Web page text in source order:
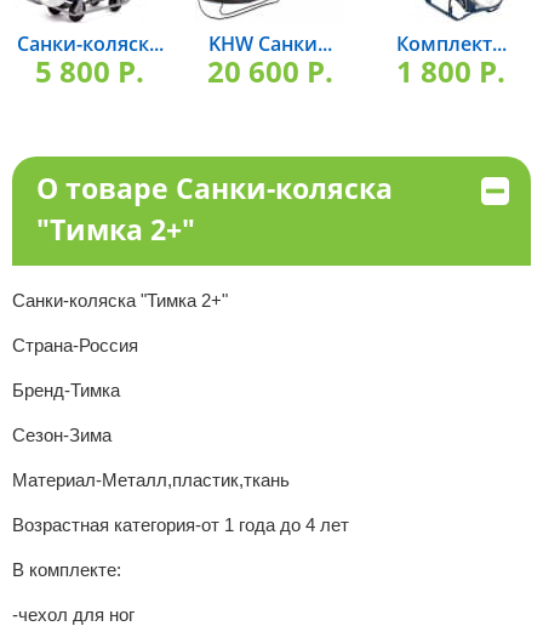
Санки-коляск...
5 800 P.
KHW Санки...
20 600 P.
Комплект...
1 800 P.
О товаре Санки-коляска
"Тимка 2+"
Санки-коляска "Тимка 2+"
Страна-Россия
Бренд-Тимка
Сезон-Зима
Материал-Металл,пластик,ткань
Возрастная категория-от 1 года до 4 лет
В комплекте:
-чехол для ног